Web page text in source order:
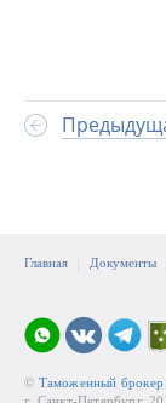
Главная Документы
© Таможенный брокер